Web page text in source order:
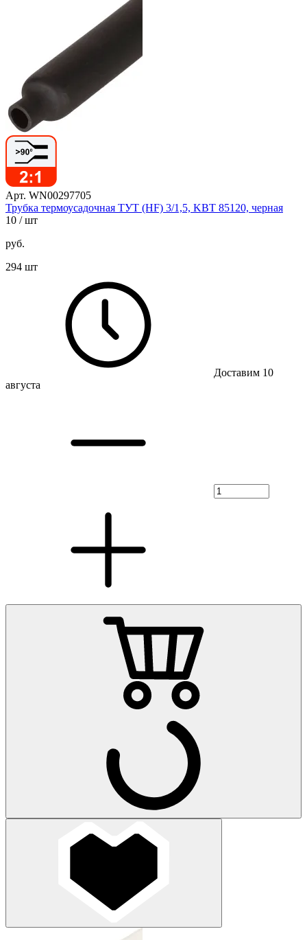
Арт. WN00297705
Трубка термоусадочная ТУТ (HF) 3/1,5, KBT 85120, черная
10 / шт
руб.
294 шт
Доставим 10
августа